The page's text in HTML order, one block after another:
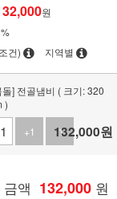
원
건) 지역별
] 전골냄비 ( 크기: 320
)
+1
-1
132,000원
액 132,000 원